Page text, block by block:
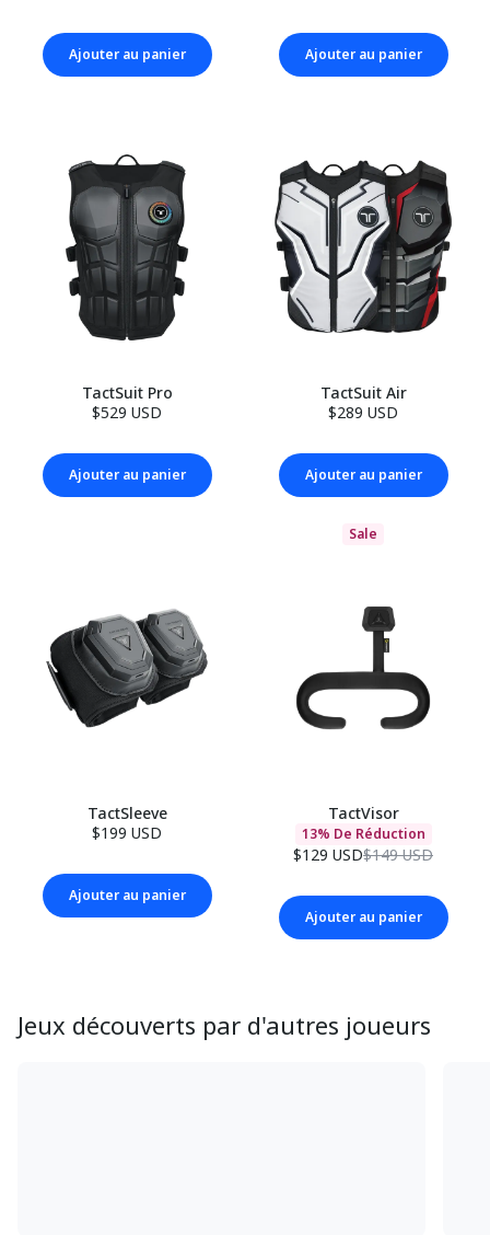
Ajouter au panier Ajouter au panier
TactSuit Pro
$529 USD
Ajouter au panier
TactSuit Air
$289 USD
Ajouter au panier
TactSleeve
$199 USD
Ajouter au panier
Sale
TactVisor
13% De Réduction
$129 USD$149 USD
Ajouter au panier
Jeux découverts par d'autres joueurs